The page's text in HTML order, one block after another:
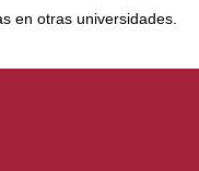
en otras universidades.